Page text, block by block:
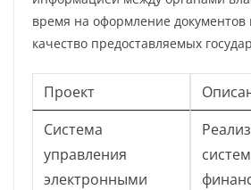
время на оформление документов
качество предоставляемых
Проект
Система
управления
электронными